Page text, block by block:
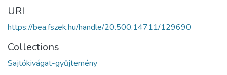
URI
https://bea.fszek.hu/handle/20.500.14711/129690
Collections
Sajtókivágat-gyűjtemény